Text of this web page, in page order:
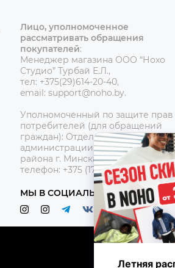
Лицо, уполномоченное
рассматривать обращения
покупателей:
Менеджер магазина ООО “Нохо
Студио” Турбай Е.Л.,
тел: +375(29)614-20-40,
email: support@noho.by.
Уполномоченный по защите прав
потребителей (для обращений
граждан): Отдел торговли и услуг
администрации Центрального
района г. Минска,
телефон: +375 (17) 390-42-95
МЫ В СОЦИАЛЬНЫХ СЕТЯХ